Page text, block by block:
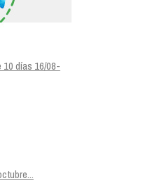
días 16/08-